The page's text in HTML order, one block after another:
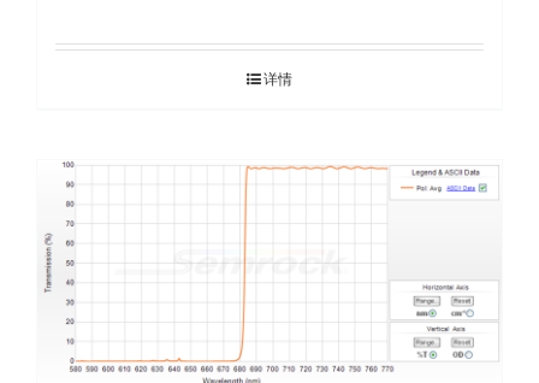
详情